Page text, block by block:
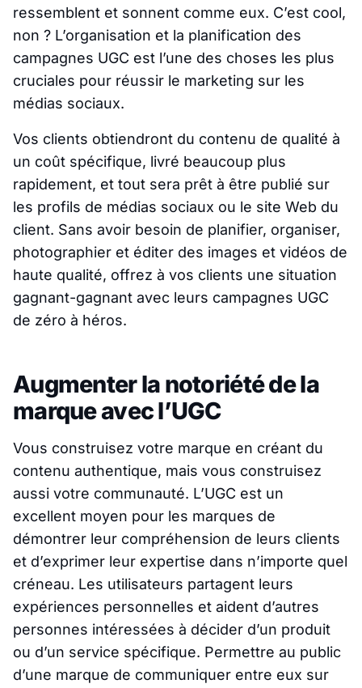
ressemblent et sonnent comme eux. C’est cool,
non ? L’organisation et la planification des
campagnes UGC est l’une des choses les plus
cruciales pour réussir le marketing sur les
médias sociaux.
Vos clients obtiendront du contenu de qualité à
un coût spécifique, livré beaucoup plus
rapidement, et tout sera prêt à être publié sur
les profils de médias sociaux ou le site Web du
client. Sans avoir besoin de planifier, organiser,
photographier et éditer des images et vidéos de
haute qualité, offrez à vos clients une situation
gagnant-gagnant avec leurs campagnes UGC
de zéro à héros.
Augmenter la notoriété de la
marque avec l’UGC
Vous construisez votre marque en créant du
contenu authentique, mais vous construisez
aussi votre communauté. L’UGC est un
excellent moyen pour les marques de
démontrer leur compréhension de leurs clients
et d’exprimer leur expertise dans n’importe quel
créneau. Les utilisateurs partagent leurs
expériences personnelles et aident d’autres
personnes intéressées à décider d’un produit
ou d’un service spécifique. Permettre au public
d’une marque de communiquer entre eux sur